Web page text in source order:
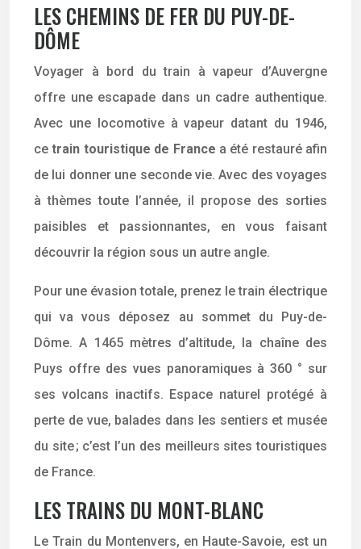
LES CHEMINS DE FER DU PUY-DE-
DÔME
Voyager à bord du train à vapeur d’Auvergne
offre une escapade dans un cadre authentique.
Avec une locomotive à vapeur datant du 1946,
cetrain touristique de France a été restauré afin
de lui donner une seconde vie. Avec des voyages
à thèmes toute l’année, il propose des sorties
paisibles et passionnantes, en vous faisant
découvrir la région sous un autre angle.
Pour une évasion totale, prenez le train électrique
qui va vous déposez au sommet du Puy-de-
Dôme. A 1465 mètres d’altitude, la chaîne des
Puys offre des vues panoramiques à 360 ° sur
ses volcans inactifs. Espace naturel protégé à
perte de vue, balades dans les sentiers et musée
du site ; c’est l’un des meilleurs sites touristiques
de France.
LES TRAINS DU MONT-BLANC
Le Train du Montenvers, en Haute-Savoie, est un